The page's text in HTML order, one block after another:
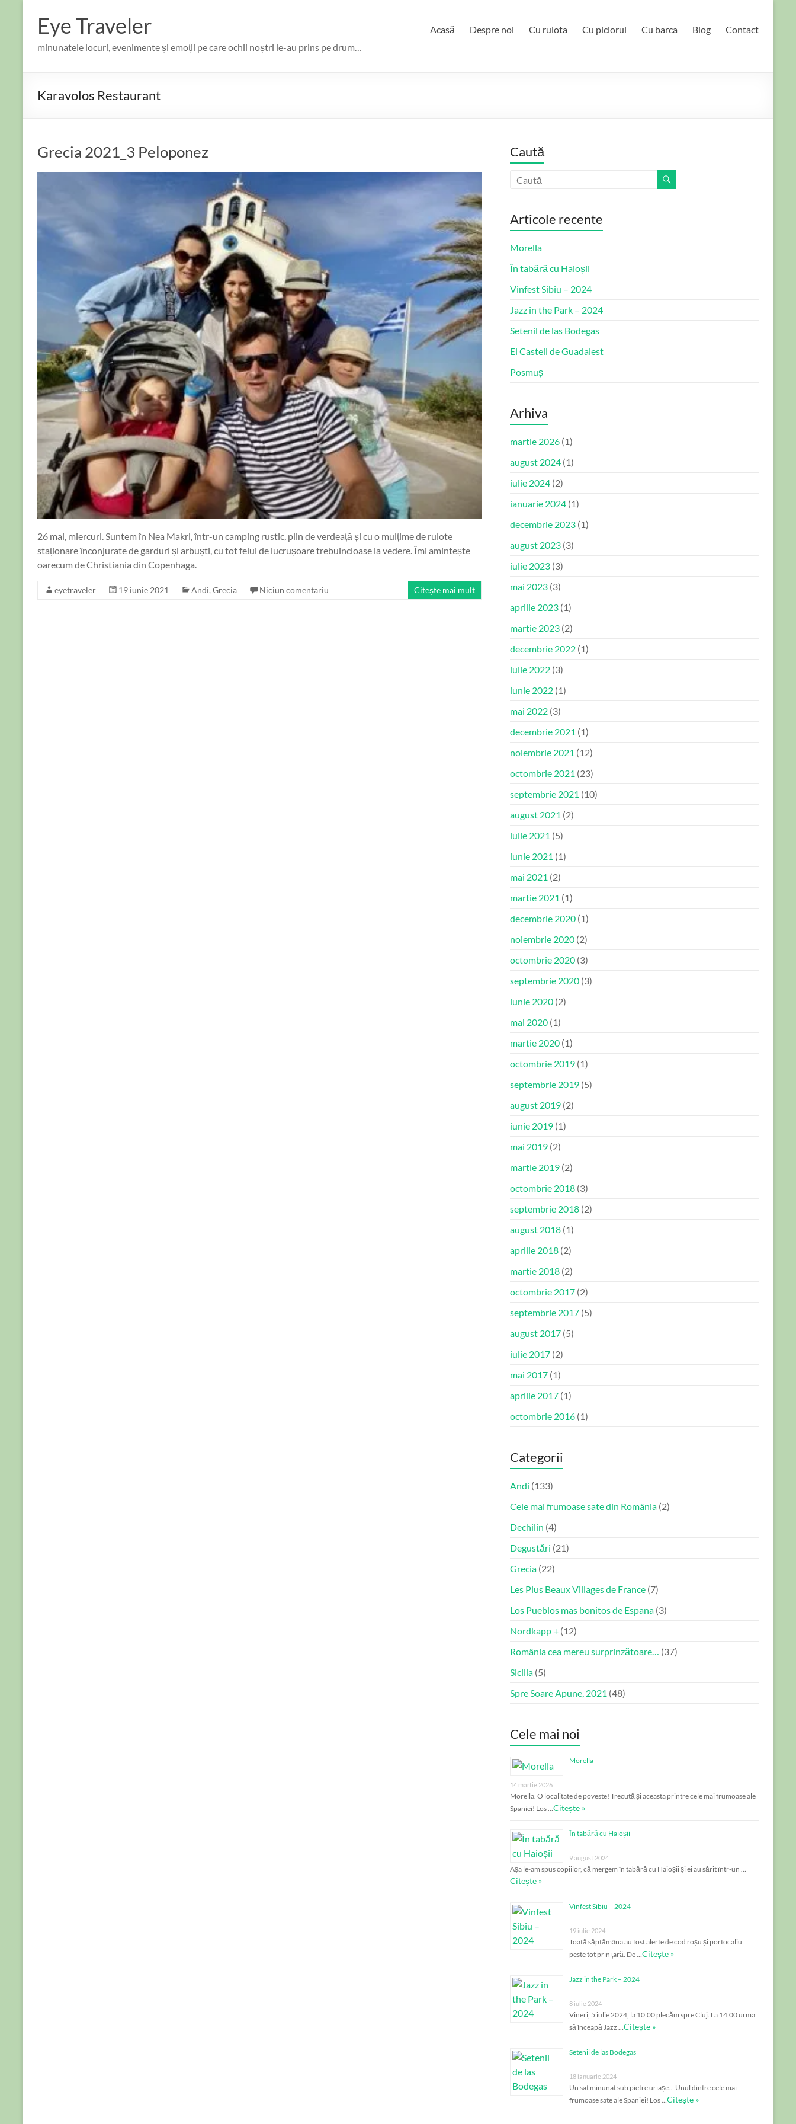
content
Eye Traveler
minunatele locuri, evenimente și emoții pe care ochii noștri le-au prins pe drum…
Acasă Despre noi Cu rulota Cu piciorul Cu barca Blog Contact
Karavolos Restaurant
Grecia 2021_3 Peloponez
26 mai, miercuri. Suntem în Nea Makri, într-un camping rustic, plin de verdeață și cu o mulțime de rulote
staționare înconjurate de garduri și arbuști, cu tot felul de lucrușoare trebuincioase la vedere. Îmi amintește
oarecum de Christiania din Copenhaga.
eyetraveler 19 iunie 2021 Andi, Grecia Niciun comentariu Citește mai mult
Caută
Articole recente
Morella
În tabără cu Haioșii
Vinfest Sibiu – 2024
Jazz in the Park – 2024
Setenil de las Bodegas
El Castell de Guadalest
Posmuș
Arhiva
martie 2026 (1)
august 2024 (1)
iulie 2024 (2)
ianuarie 2024 (1)
decembrie 2023 (1)
august 2023 (3)
iulie 2023 (3)
mai 2023 (3)
aprilie 2023 (1)
martie 2023 (2)
decembrie 2022 (1)
iulie 2022 (3)
iunie 2022 (1)
mai 2022 (3)
decembrie 2021 (1)
noiembrie 2021 (12)
octombrie 2021 (23)
septembrie 2021 (10)
august 2021 (2)
iulie 2021 (5)
iunie 2021 (1)
mai 2021 (2)
martie 2021 (1)
decembrie 2020 (1)
noiembrie 2020 (2)
octombrie 2020 (3)
septembrie 2020 (3)
iunie 2020 (2)
mai 2020 (1)
martie 2020 (1)
octombrie 2019 (1)
septembrie 2019 (5)
august 2019 (2)
iunie 2019 (1)
mai 2019 (2)
martie 2019 (2)
octombrie 2018 (3)
septembrie 2018 (2)
august 2018 (1)
aprilie 2018 (2)
martie 2018 (2)
octombrie 2017 (2)
septembrie 2017 (5)
august 2017 (5)
iulie 2017 (2)
mai 2017 (1)
aprilie 2017 (1)
octombrie 2016 (1)
Categorii
Andi (133)
Cele mai frumoase sate din România (2)
Dechilin (4)
Degustări (21)
Grecia (22)
Les Plus Beaux Villages de France (7)
Los Pueblos mas bonitos de Espana (3)
Nordkapp + (12)
România cea mereu surprinzătoare… (37)
Sicilia (5)
Spre Soare Apune, 2021 (48)
Cele mai noi
Morella
14 martie 2026
Morella. O localitate de poveste! Trecută și aceasta printre cele mai frumoase ale
Spaniei! Los …Citește »
În tabără cu Haioșii
9 august 2024
Așa le-am spus copiilor, că mergem în tabără cu Haioșii și ei au sărit într-un …
Citește »
Vinfest Sibiu – 2024
19 iulie 2024
Toată săptămâna au fost alerte de cod roșu și portocaliu
peste tot prin țară. De …Citește »
Jazz in the Park – 2024
8 iulie 2024
Vineri, 5 iulie 2024, la 10.00 plecăm spre Cluj. La 14.00 urma
să înceapă Jazz …Citește »
Setenil de las Bodegas
18 ianuarie 2024
Un sat minunat sub pietre uriașe… Unul dintre cele mai
frumoase sate ale Spaniei! Los …Citește »